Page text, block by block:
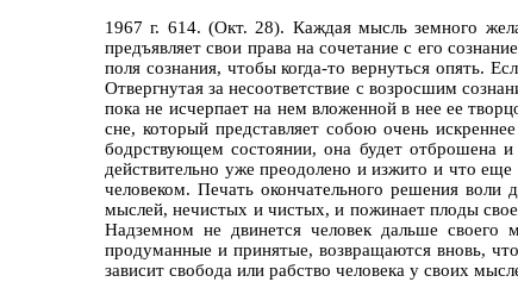
1967 г. 614. (Окт. 28). Каждая мысль земного
предъявляет свои права на сочетание с его
поля сознания, чтобы когда-то вернуться опять.
Отвергнутая за несоответствие с возросшим
пока не исчерпает на нем вложенной в нее ее
сне, который представляет собою очень
бодрствующем состоянии, она будет отброшена
действительно уже преодолено и изжито и что
человеком. Печать окончательного решения
мыслей, нечистых и чистых, и пожинает плоды
Надземном не двинется человек дальше
продуманные и принятые, возвращаются вновь,
зависит свобода или рабство человека у своих